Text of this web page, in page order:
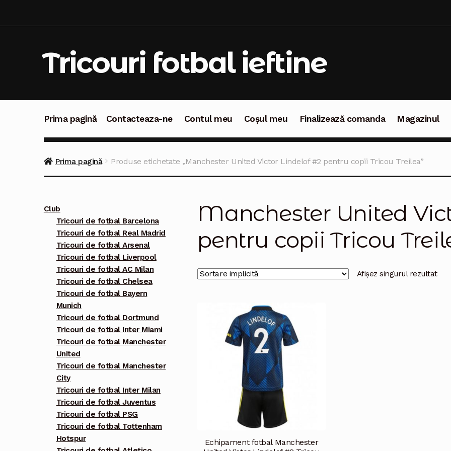
Tricouri fotbal ieftine
Prima pagină Contacteaza-ne Contul meu Coșul meu Finalizează comanda Magazinul
Prima pagină Produse etichetate „Manchester United Victor Lindelof #2 pentru copii Tricou Treilea”
Manchester United
pentru copii Tricou
Afișez singurul rezultat
Echipament fotbal Manchester
Club
Tricouri de fotbal Barcelona
Tricouri de fotbal Real Madrid
Tricouri de fotbal Arsenal
Tricouri de fotbal Liverpool
Tricouri de fotbal AC Milan
Tricouri de fotbal Chelsea
Tricouri de fotbal Bayern
Munich
Tricouri de fotbal Dortmund
Tricouri de fotbal Inter Miami
Tricouri de fotbal Manchester
United
Tricouri de fotbal Manchester
City
Tricouri de fotbal Inter Milan
Tricouri de fotbal Juventus
Tricouri de fotbal PSG
Tricouri de fotbal Tottenham
Hotspur